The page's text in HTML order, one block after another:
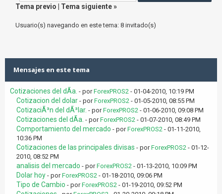
Tema previo
Tema siguiente»
Usuario(s) navegando en este tema: 8 invitado(s)
Mensajes en este tema
Cotizaciones del dÃ­a. - porForexPROS2 - 01-04-2010, 10:19 PM
Cotizacion del dolar - porForexPROS2 - 01-05-2010, 08:55 PM
CotizaciÃ³n del dÃ³lar. - porForexPROS2 - 01-06-2010, 09:08 PM
Cotizaciones del dÃ­a. - porForexPROS2 - 01-07-2010, 08:49 PM
Comportamiento del mercado - porForexPROS2 - 01-11-2010,
10:36 PM
Cotizaciones de las principales divisas - porForexPROS2 - 01-12-
2010, 08:52 PM
analisis del mercado - porForexPROS2 - 01-13-2010, 10:09 PM
Dolar hoy - porForexPROS2 - 01-18-2010, 09:06 PM
Tipo de Cambio - porForexPROS2 - 01-19-2010, 09:52 PM